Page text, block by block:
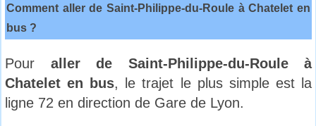
Comment aller de Saint-Philippe-du-Roule à Chatelet en
bus ?
Pour aller de Saint-Philippe-du-Roule à
Chatelet en bus, le trajet le plus simple est la
ligne 72 en direction de Gare de Lyon.